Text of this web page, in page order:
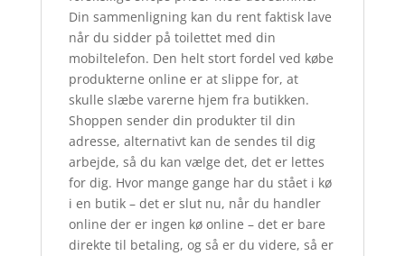
Din sammenligning kan du rent faktisk lave
når du sidder på toilettet med din
mobiltelefon. Den helt stort fordel ved købe
produkterne online er at slippe for, at
skulle slæbe varerne hjem fra butikken.
Shoppen sender din produkter til din
adresse, alternativt kan de sendes til dig
arbejde, så du kan vælge det, det er lettes
for dig. Hvor mange gange har du stået i kø
i en butik – det er slut nu, når du handler
online der er ingen kø online – det er bare
direkte til betaling, og så er du videre, så er